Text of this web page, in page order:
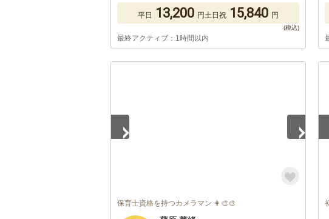
平日 13,200 円土日祝 15,840 円
最終アクティブ：1時間以内
保育士資格を持つカメラマン 👩‍🎨🎨